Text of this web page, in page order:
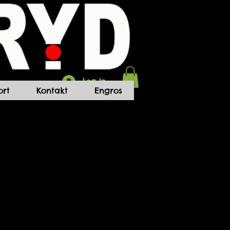
Log In
Kontakt Engros